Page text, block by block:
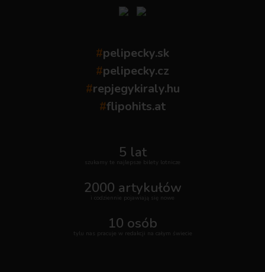
#pelipecky.sk
#pelipecky.cz
#repjegykiraly.hu
#flipohits.at
5 lat
szukamy te najlepsze bilety lotnicze
2000 artykułów
i codziennie pojawiają się nowe
10 osób
tylu nas pracuje w redakcji na całym świecie